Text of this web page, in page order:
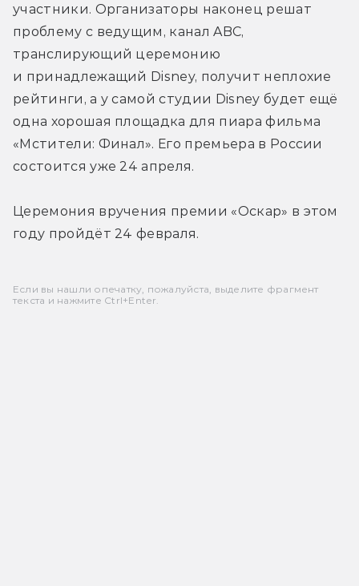
участники. Организаторы наконец решат
проблему с ведущим, канал ABC,
транслирующий церемонию
и принадлежащий Disney, получит неплохие
рейтинги, а у самой студии Disney будет ещё
одна хорошая площадка для пиара фильма
«Мстители: Финал». Его премьера в России
состоится уже 24 апреля.
Церемония вручения премии «Оскар» в этом
году пройдёт 24 февраля.
Если вы нашли опечатку, пожалуйста, выделите фрагмент
текста и нажмите Ctrl+Enter.